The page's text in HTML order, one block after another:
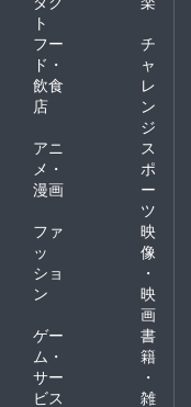
ト
フー
ド・
飲食
店
チ
ャ
レ
ン
ジ
アニ
メ・
漫画
ス
ポ
ー
ツ
ファ
ッ
ショ
ン
映
像
・
映
画
ゲー
ム・
サー
ビス
書
籍
・
雑